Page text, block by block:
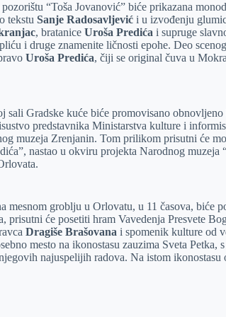
“Toša Jovanović” biće prikazana
tekstuSanje Radosavljevići u izvođenju
, brataniceUroša Predića i supruge
i druge znamenite ličnosti epohe. Deo
Uroša Predića, čiji se original čuva u
sali Gradske kuće biće promovisano
predstavnika Ministarstva kulture i
muzeja Zrenjanin. Tom prilikom prisutni će
nastao u okviru projekta Narodnog muzeja
mesnom groblju u Orlovatu, u 11 časova, biće
prisutni će posetiti hram Vavedenja Presvete
Dragiše Brašovana i spomenik kulture od
mesto na ikonostasu zauzima Sveta Petka,
najuspelijih radova. Na istom